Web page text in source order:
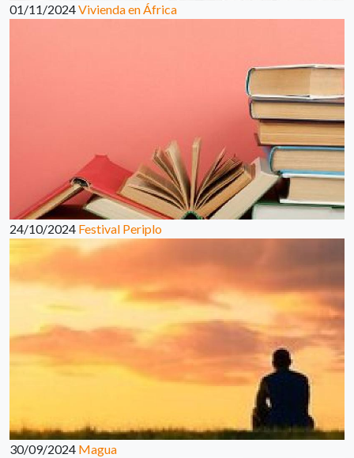
01/11/2024Vivienda en África
24/10/2024 Festival Periplo
30/09/2024 Magua